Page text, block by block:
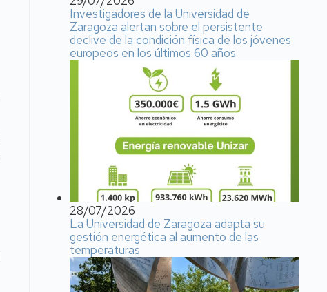
Investigadores de la Universidad de
Zaragoza alertan sobre el persistente
declive de la condición física de los jóvenes
europeos en los últimos 60 años
28/07/2026
La Universidad de Zaragoza adapta su
gestión energética al aumento de las
temperaturas